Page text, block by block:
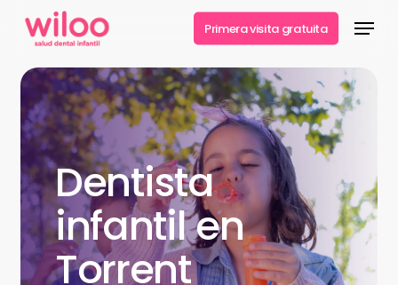
Skip
main
content
Primera visita gratuita Menu
Dentista
infantil en
Torrent
Menu